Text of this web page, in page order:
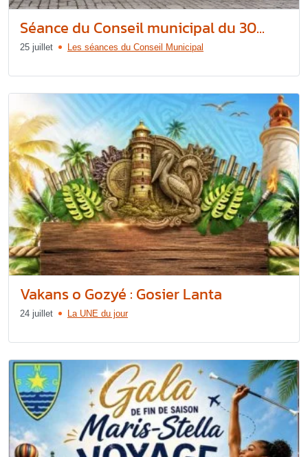
Séance du Conseil municipal du 30...
25 juillet Les séances du Conseil Municipal
Vakans o Gozyé : Gosier Lanta
24 juillet La UNE du jour